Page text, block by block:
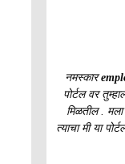
नमस्कार
पोर्टल वर
मिळतील . मला
त्याचा मी या